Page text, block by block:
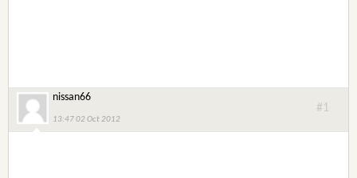
nissan66
13:47 02 Oct 2012
#1